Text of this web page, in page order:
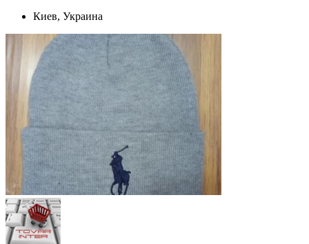
Киев, Украина